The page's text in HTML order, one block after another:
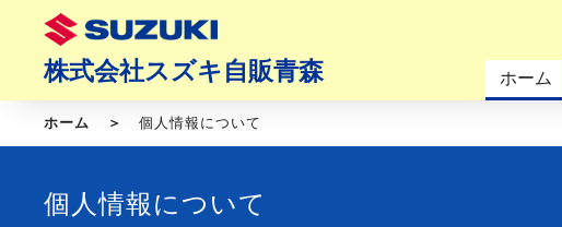
株式会社スズキ自販青森 ホーム
ホーム 個人情報について
個人情報について